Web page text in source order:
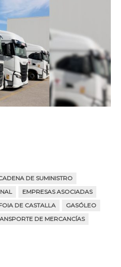
DE SUMINISTRO
EMPRESAS ASOCIADAS
DE CASTALLA
GASÓLEO
DE MERCANCÍAS